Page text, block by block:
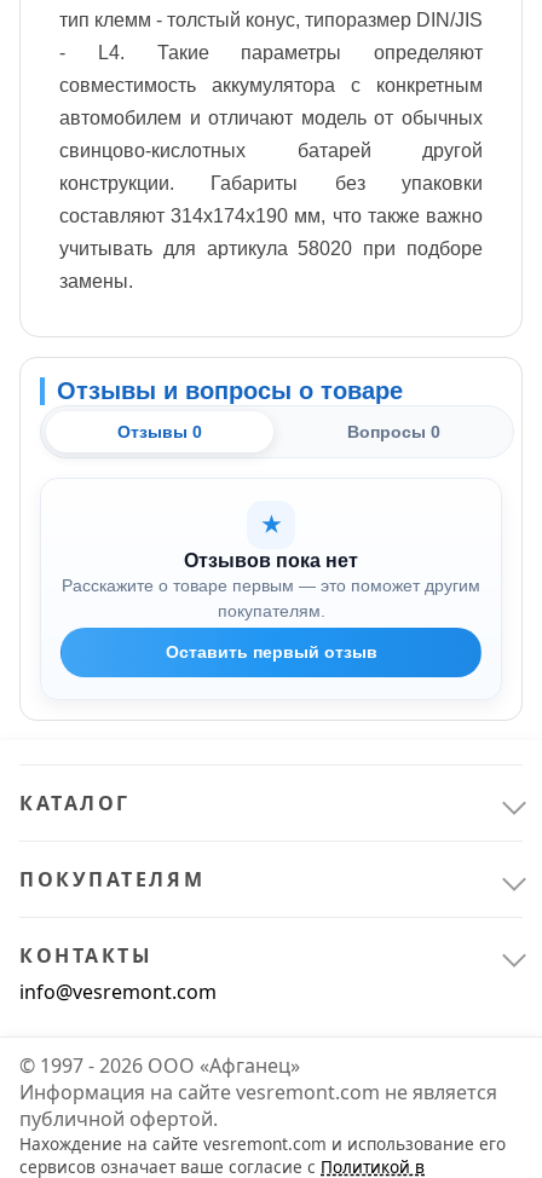
тип клемм - толстый конус, типоразмер DIN/JIS
- L4. Такие параметры определяют
совместимость аккумулятора с конкретным
автомобилем и отличают модель от обычных
свинцово-кислотных батарей другой
конструкции. Габариты без упаковки
составляют 314х174х190 мм, что также важно
учитывать для артикула 58020 при подборе
замены.
Отзывы и вопросы о товаре
Отзывы 0 Вопросы 0
★
Отзывов пока нет
Расскажите о товаре первым — это поможет другим
покупателям.
Оставить первый отзыв
КАТАЛОГ
ПОКУПАТЕЛЯМ
КОНТАКТЫ
info@vesremont.com
© 1997 - 2026 ООО «Афганец»
Информация на сайте vesremont.com не является
публичной офертой.
Нахождение на сайте vesremont.com и использование его
сервисов означает ваше согласие с Политикой в